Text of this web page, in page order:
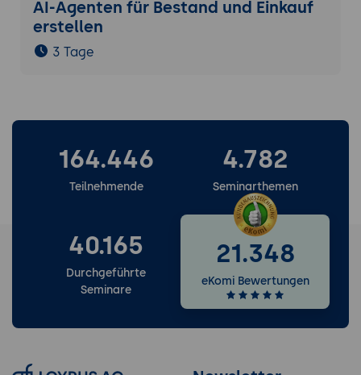
AI-Agenten für Bestand und Einkauf
erstellen
3 Tage
164.446
Teilnehmende
4.782
Seminarthemen
40.165
Durchgeführte
Seminare
21.348
eKomi Bewertungen